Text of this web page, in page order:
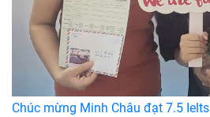
Chúc mừng Minh Châu đạt 7.5 Ielts